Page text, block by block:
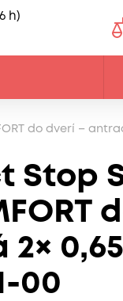
h)
do dverí –
Stop
0,65
00